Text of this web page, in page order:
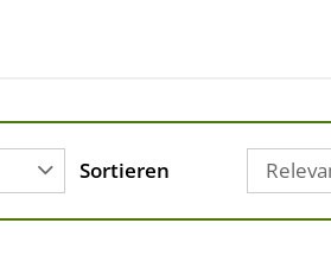
Sortieren